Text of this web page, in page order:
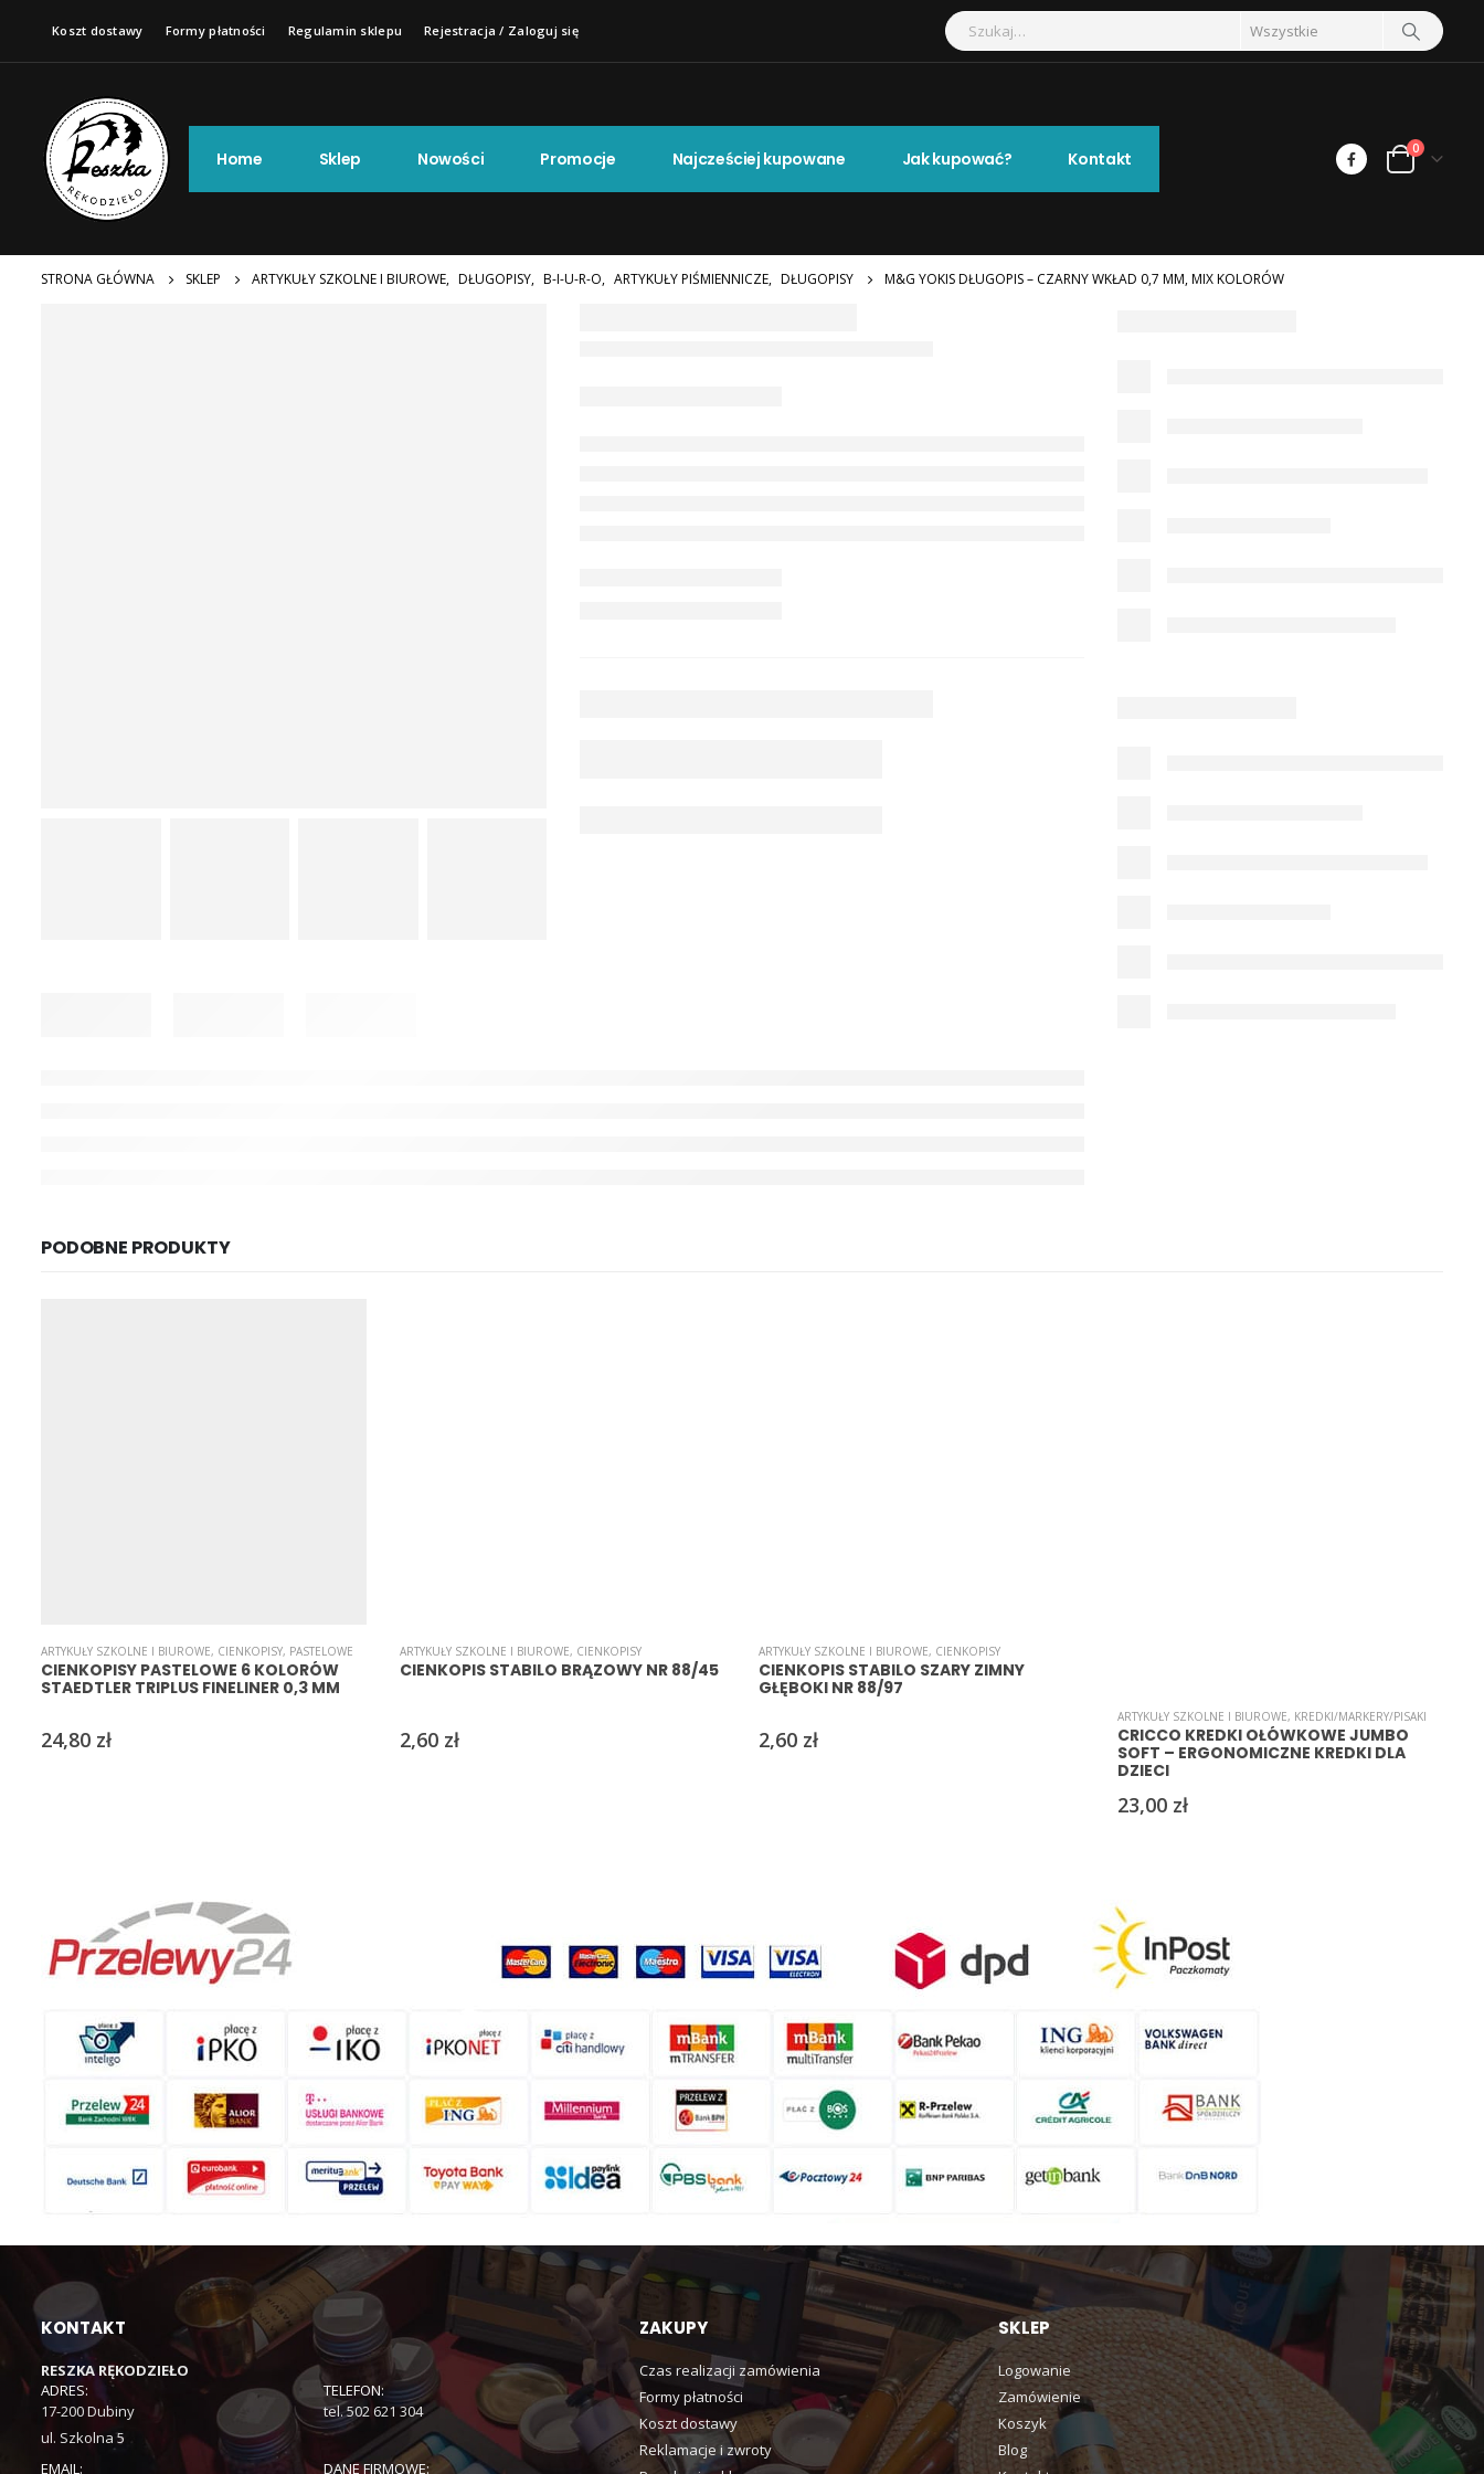
Koszt dostawy Formy płatności Regulamin sklepu Rejestracja / Zaloguj się
Home Sklep Nowości Promocje Najcześciej kupowane Jak kupować? Kontakt 0
STRONA GŁÓWNA SKLEP ARTYKUŁY SZKOLNE I BIUROWE, DŁUGOPISY, B-I-U-R-O, ARTYKUŁY PIŚMIENNICZE, DŁUGOPISY M&G YOKIS DŁUGOPIS – CZARNY WKŁAD 0,7 MM, MIX KOLORÓW
PODOBNE PRODUKTY
ARTYKUŁY SZKOLNE I BIUROWE, CIENKOPISY, PASTELOWE
CIENKOPISY PASTELOWE 6 KOLORÓW
STAEDTLER TRIPLUS FINELINER 0,3 MM
24,80 zł
ARTYKUŁY SZKOLNE I BIUROWE, CIENKOPISY
CIENKOPIS STABILO BRĄZOWY NR 88/45
2,60 zł
ARTYKUŁY SZKOLNE I BIUROWE, CIENKOPISY
CIENKOPIS STABILO SZARY ZIMNY
GŁĘBOKI NR 88/97
2,60 zł
ARTYKUŁY SZKOLNE I BIUROWE, KREDKI/MARKERY/PISAKI
CRICCO KREDKI OŁÓWKOWE JUMBO
SOFT – ERGONOMICZNE KREDKI DLA
DZIECI
23,00 zł
KONTAKT
RESZKA RĘKODZIEŁO
ADRES:
17-200 Dubiny
ul. Szkolna 5
TELEFON:
tel. 502 621 304
EMAIL: DANE FIRMOWE:
ZAKUPY
Czas realizacji zamówienia
Formy płatności
Koszt dostawy
Reklamacje i zwroty
SKLEP
Logowanie
Zamówienie
Koszyk
Blog